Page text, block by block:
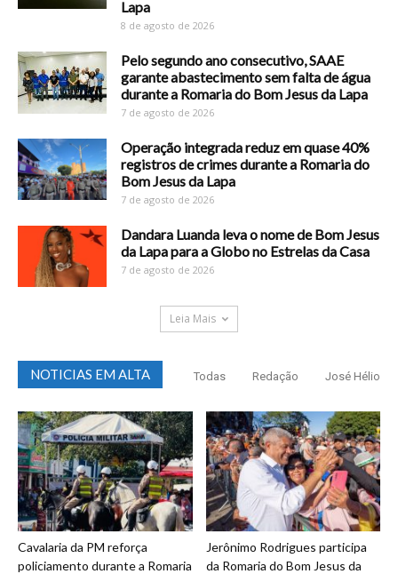
Lapa
8 de agosto de 2026
Pelo segundo ano consecutivo, SAAE
garante abastecimento sem falta de água
durante a Romaria do Bom Jesus da Lapa
7 de agosto de 2026
Operação integrada reduz em quase 40%
registros de crimes durante a Romaria do
Bom Jesus da Lapa
7 de agosto de 2026
Dandara Luanda leva o nome de Bom Jesus
da Lapa para a Globo no Estrelas da Casa
7 de agosto de 2026
Leia Mais
NOTICIAS EM ALTA Todas Redação José Hélio
Cavalaria da PM reforça
policiamento durante a Romaria
Jerônimo Rodrigues participa
da Romaria do Bom Jesus da